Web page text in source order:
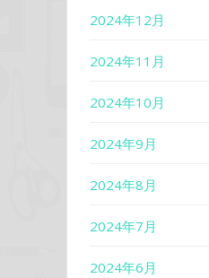
2024年12月
2024年11月
2024年10月
2024年9月
2024年8月
2024年7月
2024年6月